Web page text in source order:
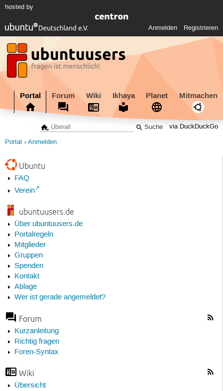
hosted by
Anmelden Registrieren
Portal Forum Wiki Ikhaya Planet Mitmachen
via DuckDuckGo
Portal Anmelden
Ubuntu
FAQ
Verein
ubuntuusers.de
Über ubuntuusers.de
Portalregeln
Mitglieder
Gruppen
Spenden
Kontakt
Ablage
Wer ist gerade angemeldet?
Forum
Kurzanleitung
Richtig fragen
Foren-Syntax
Wiki
Übersicht